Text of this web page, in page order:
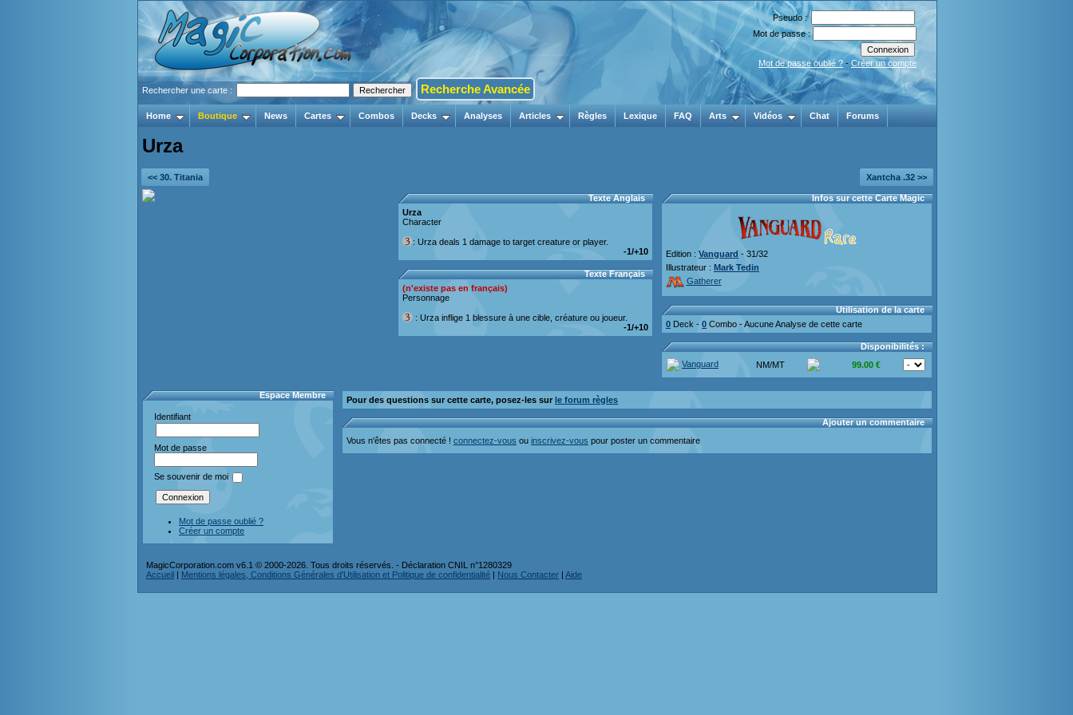
Pseudo :
Mot de passe :
Mot de passe oublié ? - Créer un compte
Rechercher une carte : Recherche Avancée
Home Boutique News Cartes Combos Decks Analyses Articles Règles Lexique FAQ Arts Vidéos Chat Forums
Urza
<< 30. Titania Xantcha .32 >>
Texte Anglais
Urza
Character
: Urza deals 1 damage to target creature or player.
-1/+10
Texte Français
(n'existe pas en français)
Personnage
: Urza inflige 1 blessure à une cible, créature ou joueur.
-1/+10
Infos sur cette Carte Magic
Edition : Vanguard - 31/32
Illustrateur : Mark Tedin
Gatherer
Utilisation de la carte
0 Deck - 0 Combo - Aucune Analyse de cette carte
Disponibilités :
Vanguard
NM/MT 99.00 €
Espace Membre
Identifiant
Mot de passe
Se souvenir de moi
Mot de passe oublié ?
Créer un compte
Pour des questions sur cette carte, posez-les sur le forum règles
Ajouter un commentaire
Vous n'êtes pas connecté ! connectez-vous ou inscrivez-vous pour poster un commentaire
MagicCorporation.com v6.1 © 2000-2026. Tous droits réservés. - Déclaration CNIL n°1280329
Accueil | Mentions légales, Conditions Générales d'Utilisation et Politique de confidentialité | Nous Contacter | Aide